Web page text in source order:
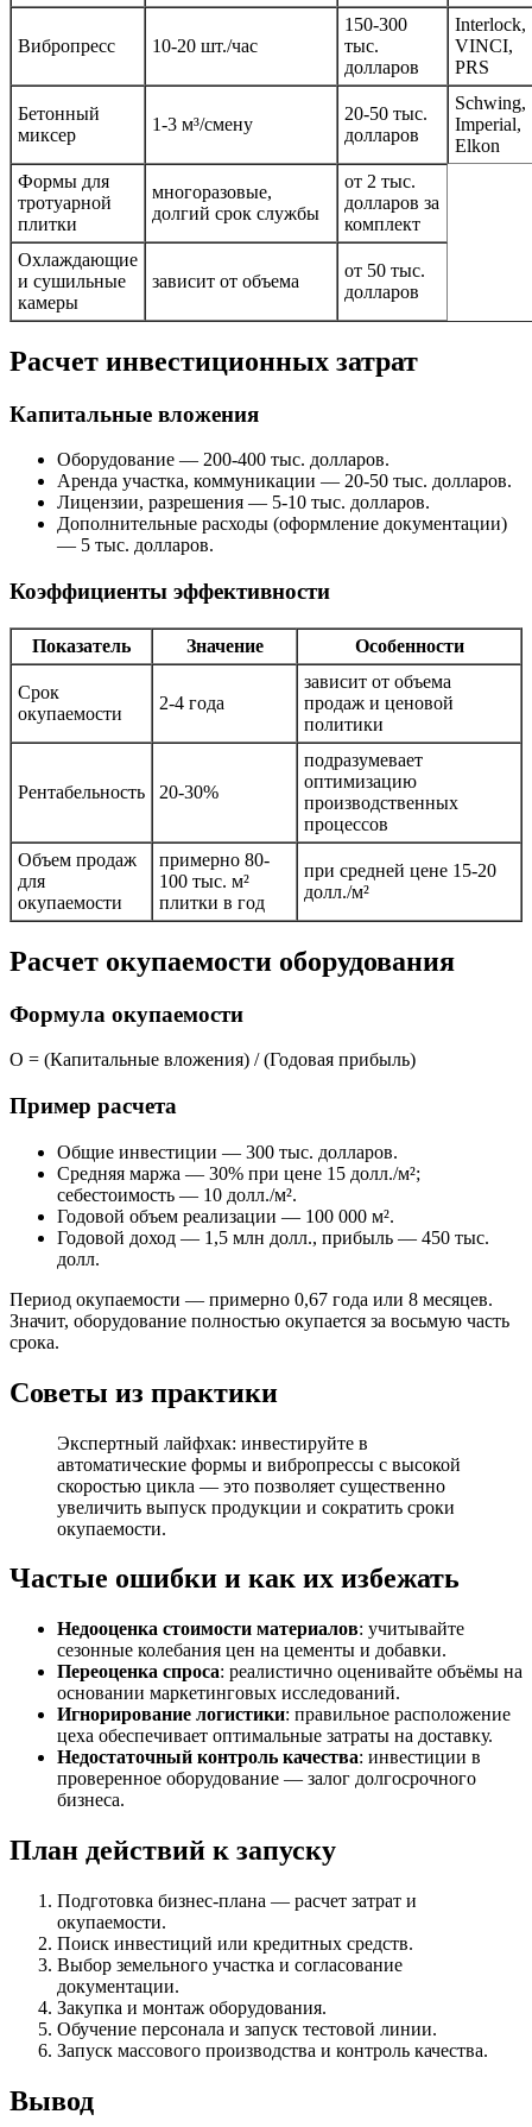
Вибропресс 10-20 шт./час
150-300
тыс.
долларов
Interlock,
VINCI,
PRS
Бетонный
миксер
1-3 м³/смену
20-50 тыс.
долларов
Schwing,
Imperial,
Elkon
Формы для
тротуарной
плитки
многоразовые,
долгий срок службы
от 2 тыс.
долларов за
комплект
Охлаждающие
и сушильные
камеры
зависит от объема
от 50 тыс.
долларов
Расчет инвестиционных затрат
Капитальные вложения
Оборудование — 200-400 тыс. долларов.
Аренда участка, коммуникации — 20-50 тыс. долларов.
Лицензии, разрешения — 5-10 тыс. долларов.
Дополнительные расходы (оформление документации)
— 5 тыс. долларов.
Коэффициенты эффективности
Показатель Значение Особенности
Срок
окупаемости
2-4 года
зависит от объема
продаж и ценовой
политики
Рентабельность 20-30%
подразумевает
оптимизацию
производственных
процессов
Объем продаж
для
окупаемости
примерно 80-
100 тыс. м²
плитки в год
при средней цене 15-20
долл./м²
Расчет окупаемости оборудования
Формула окупаемости
O = (Капитальные вложения) / (Годовая прибыль)
Пример расчета
Общие инвестиции — 300 тыс. долларов.
Средняя маржа — 30% при цене 15 долл./м²;
себестоимость — 10 долл./м².
Годовой объем реализации — 100 000 м².
Годовой доход — 1,5 млн долл., прибыль — 450 тыс.
долл.
Период окупаемости — примерно 0,67 года или 8 месяцев.
Значит, оборудование полностью окупается за восьмую часть
срока.
Советы из практики
Экспертный лайфхак: инвестируйте в
автоматические формы и вибропрессы с высокой
скоростью цикла — это позволяет существенно
увеличить выпуск продукции и сократить сроки
окупаемости.
Частые ошибки и как их избежать
Недооценка стоимости материалов: учитывайте
сезонные колебания цен на цементы и добавки.
Переоценка спроса: реалистично оценивайте объёмы на
основании маркетинговых исследований.
Игнорирование логистики: правильное расположение
цеха обеспечивает оптимальные затраты на доставку.
Недостаточный контроль качества: инвестиции в
проверенное оборудование — залог долгосрочного
бизнеса.
План действий к запуску
Подготовка бизнес-плана — расчет затрат и
окупаемости.
Поиск инвестиций или кредитных средств.
Выбор земельного участка и согласование
документации.
Закупка и монтаж оборудования.
Обучение персонала и запуск тестовой линии.
Запуск массового производства и контроль качества.
Вывод